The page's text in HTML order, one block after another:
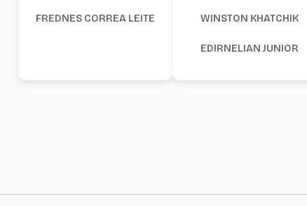
FREDNES CORREA LEITE WINSTON KHATCHIK
EDIRNELIAN JUNIOR